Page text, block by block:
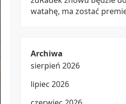
watahę, ma zostać
Archiwa
sierpień 2026
lipiec 2026